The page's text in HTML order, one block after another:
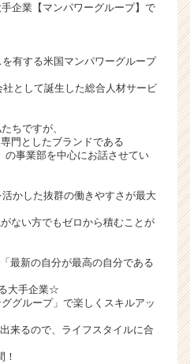
企業【マンパワーグループ】で
有する米国マンパワーグループ
として誕生した総合人材サービ
ちですが、
門としたブランドである
の事業部を中心にお話させてい
かした抜群の働きやすさが最大
ない方でもゼロから積むことが
最新の自分が最高の自分である
大手企業☆
グループ」で楽しくスキルアッ
来るので、ライフスタイルに合